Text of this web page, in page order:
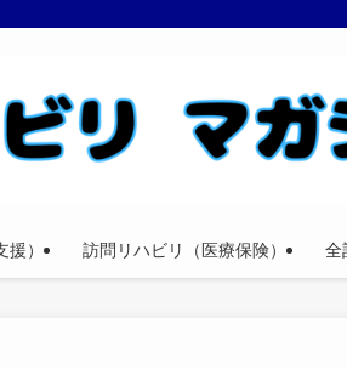
） 訪問リハビリ（医療保険） 全